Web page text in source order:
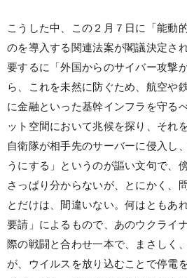
こうした中、この２月７日に「能動
のを導入する関連法案が閣議決定さ
要するに「外国からのサイバー攻撃
ら、これを未然に防ぐため、航空や
に金融といった基幹インフラを守る
ット空間において兆候を探り、それ
自衛隊が相手先のサーバーに侵入し
うにする」というのが謳い文句で、
さっぱり分からないが、とにかく、
とだけは、間違いない。何はともあ
要請」によるもので、あのウクライ
際の戦闘と合わせ一本で、まさしく
が、ウイルスを放り込むことで停電